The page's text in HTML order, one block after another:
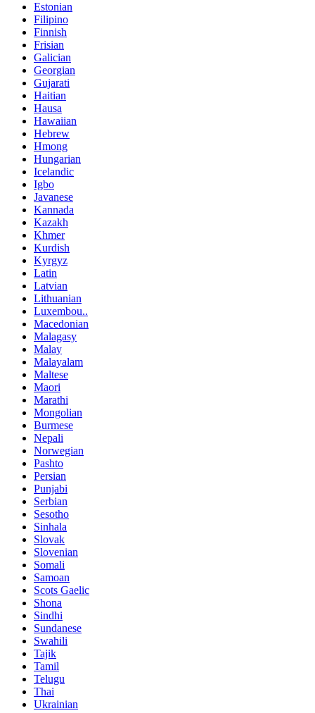
Estonian
Filipino
Finnish
Frisian
Galician
Georgian
Gujarati
Haitian
Hausa
Hawaiian
Hebrew
Hmong
Hungarian
Icelandic
Igbo
Javanese
Kannada
Kazakh
Khmer
Kurdish
Kyrgyz
Latin
Latvian
Lithuanian
Luxembou..
Macedonian
Malagasy
Malay
Malayalam
Maltese
Maori
Marathi
Mongolian
Burmese
Nepali
Norwegian
Pashto
Persian
Punjabi
Serbian
Sesotho
Sinhala
Slovak
Slovenian
Somali
Samoan
Scots Gaelic
Shona
Sindhi
Sundanese
Swahili
Tajik
Tamil
Telugu
Thai
Ukrainian